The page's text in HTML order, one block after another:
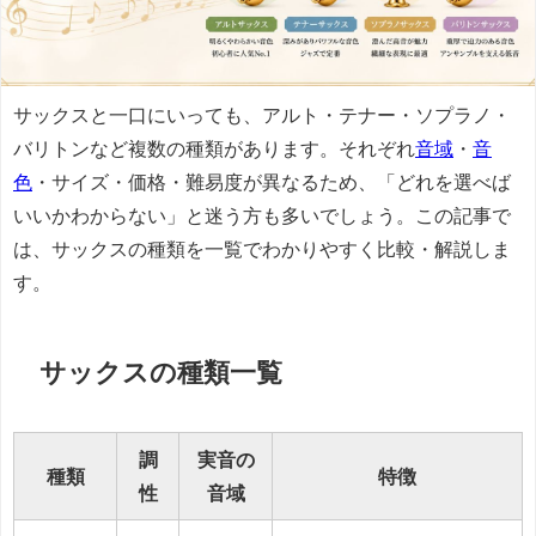
サックスと一口にいっても、アルト・テナー・ソプラノ・
バリトンなど複数の種類があります。それぞれ音域 ・ 音
色 ・サイズ・価格・難易度が異なるため、「どれを選べば
いいかわからない」と迷う方も多いでしょう。この記事で
は、サックスの種類を一覧でわかりやすく比較・解説しま
す。
サックスの種類一覧
種類
調
性
実音の
音域
特徴